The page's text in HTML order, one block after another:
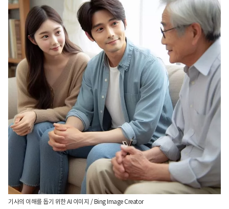
기사의 이해를 돕기 위한 AI 이미지 / Bing Image Creator